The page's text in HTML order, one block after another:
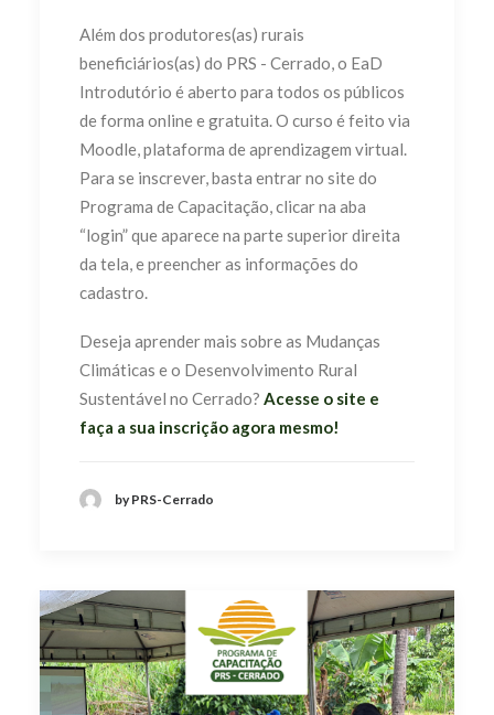
Além dos produtores(as) rurais
beneficiários(as) do PRS - Cerrado, o EaD
Introdutório é aberto para todos os públicos
de forma online e gratuita. O curso é feito via
Moodle, plataforma de aprendizagem virtual.
Para se inscrever, basta entrar no site do
Programa de Capacitação, clicar na aba
“login” que aparece na parte superior direita
da tela, e preencher as informações do
cadastro.
Deseja aprender mais sobre as Mudanças
Climáticas e o Desenvolvimento Rural
Sustentável no Cerrado? Acesse o site e
faça a sua inscrição agora mesmo!
by PRS-Cerrado